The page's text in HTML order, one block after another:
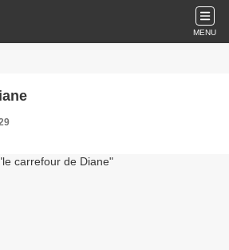
MENU